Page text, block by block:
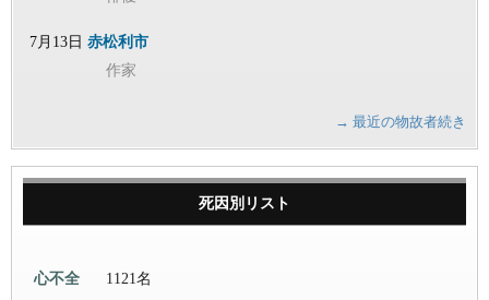
7月13日 赤松利市
作家
→ 最近の物故者続き
死因別リスト
心不全 1121名